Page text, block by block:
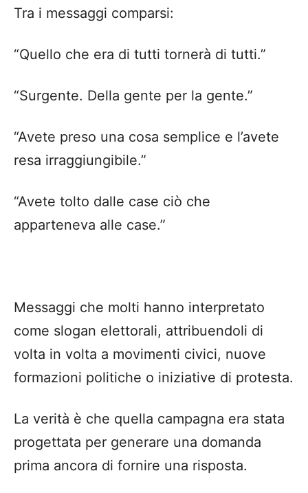
Tra i messaggi comparsi:
“Quello che era di tutti tornerà di tutti.”
“Surgente. Della gente per la gente.”
“Avete preso una cosa semplice e l’avete
resa irraggiungibile.”
“Avete tolto dalle case ciò che
apparteneva alle case.”
Messaggi che molti hanno interpretato
come slogan elettorali, attribuendoli di
volta in volta a movimenti civici, nuove
formazioni politiche o iniziative di protesta.
La verità è che quella campagna era stata
progettata per generare una domanda
prima ancora di fornire una risposta.